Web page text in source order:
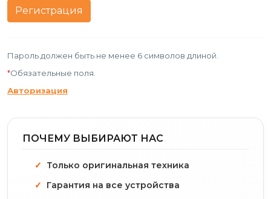
Пароль должен быть не менее 6 символов длиной.
*Обязательные поля.
Авторизация
ПОЧЕМУ ВЫБИРАЮТ НАС
Только оригинальная техника
Гарантия на все устройства